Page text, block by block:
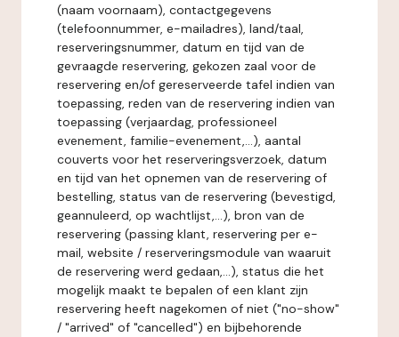
(naam voornaam), contactgegevens
(telefoonnummer, e-mailadres), land/taal,
reserveringsnummer, datum en tijd van de
gevraagde reservering, gekozen zaal voor de
reservering en/of gereserveerde tafel indien van
toepassing, reden van de reservering indien van
toepassing (verjaardag, professioneel
evenement, familie-evenement,...), aantal
couverts voor het reserveringsverzoek, datum
en tijd van het opnemen van de reservering of
bestelling, status van de reservering (bevestigd,
geannuleerd, op wachtlijst,...), bron van de
reservering (passing klant, reservering per e-
mail, website / reserveringsmodule van waaruit
de reservering werd gedaan,...), status die het
mogelijk maakt te bepalen of een klant zijn
reservering heeft nagekomen of niet ("no-show"
/ "arrived" of "cancelled") en bijbehorende